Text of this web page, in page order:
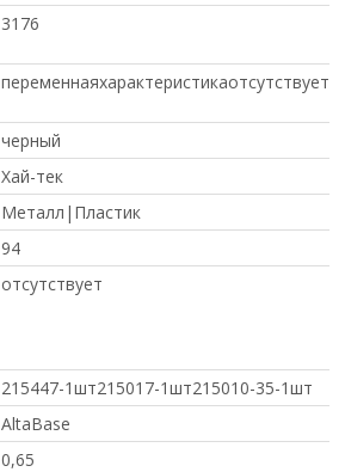
3176
переменнаяхарактеристикаотсутствует
черный
Хай-тек
Металл|Пластик
94
отсутствует
215447-1шт215017-1шт215010-35-1шт
AltaBase
0,65